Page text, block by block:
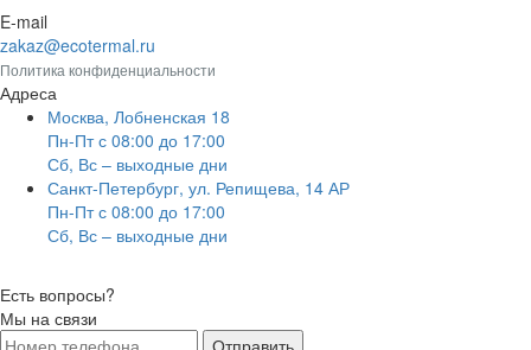
E-mail
zakaz@ecotermal.ru
Политика конфиденциальности
Адреса
Москва, Лобненская 18
Пн-Пт с 08:00 до 17:00
Сб, Вс – выходные дни
Санкт-Петербург, ул. Репищева, 14 АР
Пн-Пт с 08:00 до 17:00
Сб, Вс – выходные дни
Есть вопросы?
Мы на связи